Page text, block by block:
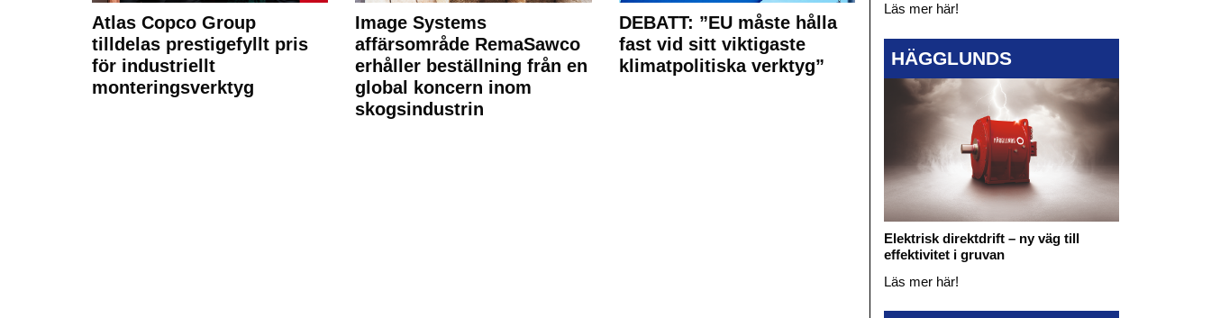
Atlas Copco Group
tilldelas prestigefyllt pris
för industriellt
monteringsverktyg
Image Systems
affärsområde RemaSawco
erhåller beställning från en
global koncern inom
skogsindustrin
DEBATT: ”EU måste hålla
fast vid sitt viktigaste
klimatpolitiska verktyg”
Läs mer här!
HÄGGLUNDS
Elektrisk direktdrift – ny väg till
effektivitet i gruvan
Läs mer här!